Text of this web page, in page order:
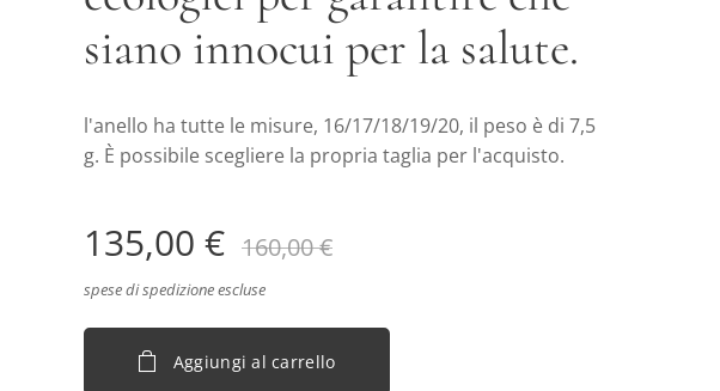
siano innocui per la salute.
l'anello ha tutte le misure, 16/17/18/19/20, il peso è di 7,5
g. È possibile scegliere la propria taglia per l'acquisto.
135,00 € 160,00€
spese di spedizione escluse
Aggiungi al carrello